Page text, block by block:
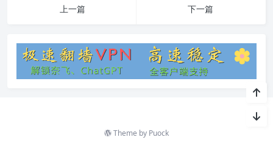
上一篇
下一篇
Theme by Puock